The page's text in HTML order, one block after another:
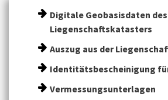
Digitale Geobasisdaten des
Liegenschaftskatasters
Auszug aus der
Identitätsbescheinigung
Vermessungsunterlagen